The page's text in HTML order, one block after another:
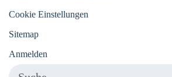
Cookie Einstellungen
Sitemap
Anmelden